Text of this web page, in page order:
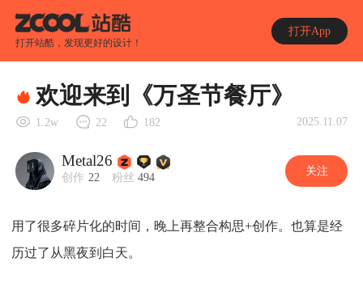
打开站酷，发现更好的设计！
打开App
欢迎来到《万圣节餐厅》
1.2w 22 182 2025.11.07
Metal26
创作 22 粉丝 494 关注
用了很多碎片化的时间，晚上再整合构思+创作。也算是经
历过了从黑夜到白天。